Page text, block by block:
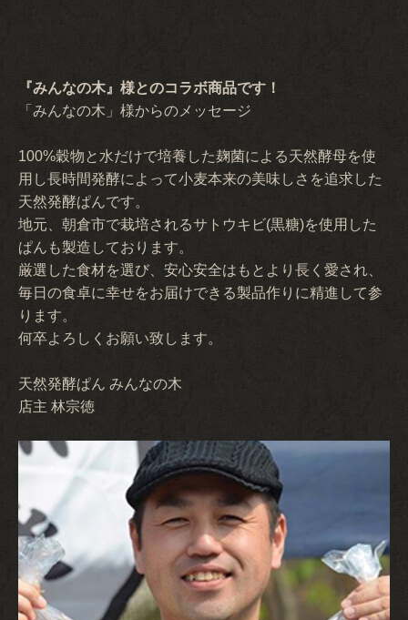
『みんなの木』様とのコラボ商品です！
「みんなの木」様からのメッセージ
100%穀物と水だけで培養した麹菌による天然酵母を使
用し長時間発酵によって小麦本来の美味しさを追求した
天然発酵ぱんです。
地元、朝倉市で栽培されるサトウキビ(黒糖)を使用した
ぱんも製造しております。
厳選した食材を選び、安心安全はもとより長く愛され、
毎日の食卓に幸せをお届けできる製品作りに精進して参
ります。
何卒よろしくお願い致します。
天然発酵ぱん みんなの木
店主 林宗徳